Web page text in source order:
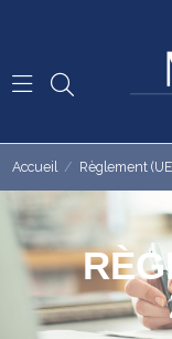
Accueil Règlement